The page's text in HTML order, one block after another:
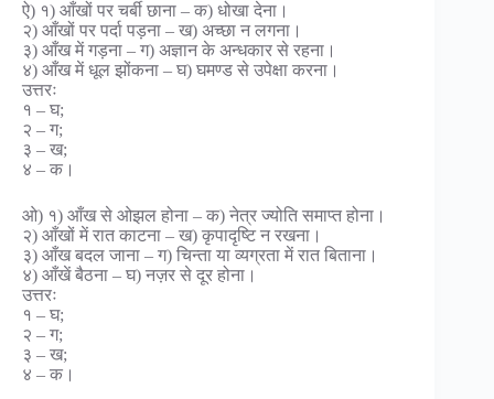
ऐ) १) आँखों पर चर्बी छाना – क) धोखा देना।
२) आँखों पर पर्दा पड़ना – ख) अच्छा न लगना।
३) आँख में गड़ना – ग) अज्ञान के अन्धकार से रहना।
४) आँख में धूल झोंकना – घ) घमण्ड से उपेक्षा करना।
उत्तरः
१ – घ;
२ – ग;
३ – ख;
४ – क।
ओ) १) आँख से ओझल होना – क) नेत्र ज्योति समाप्त होना।
२) आँखों में रात काटना – ख) कृपादृष्टि न रखना।
३) आँख बदल जाना – ग) चिन्ता या व्यग्रता में रात बिताना।
४) आँखें बैठना – घ) नज़र से दूर होना।
उत्तरः
१ – घ;
२ – ग;
३ – ख;
४ – क।